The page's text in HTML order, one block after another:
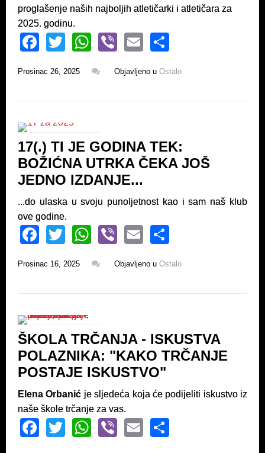
proglašenje naših najboljih atletičarki i atletičara za
2025. godinu.
F
c
e
o
k
T
tt
er
W
at
s
p
Vi
er
E
ail ar
e
Prosinac 26, 2025 Objavljeno u Ostalo
17(.) TI JE GODINA TEK:
BOŽIĆNA UTRKA ČEKA JOŠ
JEDNO IZDANJE...
...do ulaska u svoju punoljetnost kao i sam naš klub
ove godine.
F
c
e
o
k
T
tt
er
W
at
s
p
p
Vi
er
E
ail ar
e
Prosinac 16, 2025 Objavljeno u Ostalo
ŠKOLA TRČANJA - ISKUSTVA
POLAZNIKA: "KAKO TRČANJE
POSTAJE ISKUSTVO"
Elena Orbanić je sljedeća koja će podijeliti iskustvo iz
naše škole trčanje za vas.
F
T
W
Vi
E